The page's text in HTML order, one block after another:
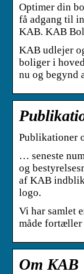
Optimer din
få adgang til
KAB. KAB
KAB udlejer
boliger i
nu og begynd
Publikationer
… seneste
og
af KAB
logo.
Vi har samlet
måde
Om KAB